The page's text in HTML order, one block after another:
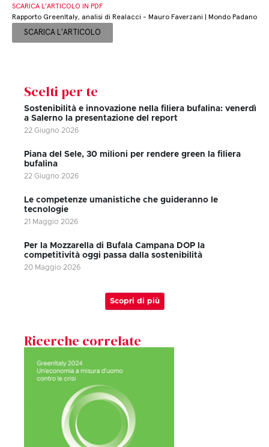
SCARICA L’ARTICOLO IN PDF
Rapporto GreenItaly, analisi di Realacci - Mauro Faverzani | Mondo Padano
SCARICA L'ARTICOLO
Scelti per te
Sostenibilità e innovazione nella filiera bufalina: venerdì
a Salerno la presentazione del report
22 Giugno 2026
Piana del Sele, 30 milioni per rendere green la filiera
bufalina
22 Giugno 2026
Le competenze umanistiche che guideranno le
tecnologie
21 Maggio 2026
Per la Mozzarella di Bufala Campana DOP la
competitività oggi passa dalla sostenibilità
20 Maggio 2026
Scopri di più
Ricerche correlate